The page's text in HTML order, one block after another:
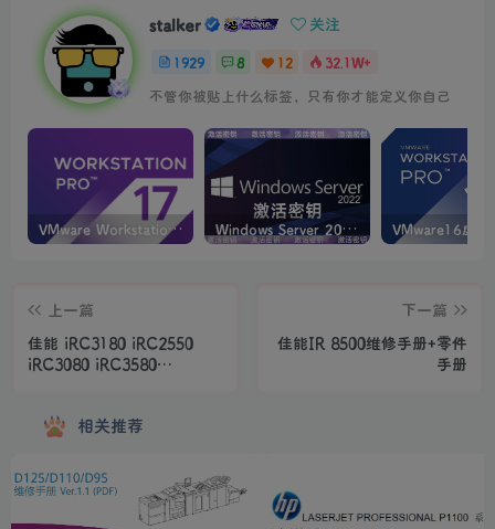
stalker 关注
1929 8 12
32.1W+
不管你被贴上什么标签，只有你才能定义你自己
VMware Workstation PRO v17.6.4 正式版_虚拟机(带激活密钥) Windows Server 2022激活密钥 2024 5月更新
上一篇
佳能 iRC3180 iRC2550
iRC3080 iRC3580
下一篇
佳能IR 8500维修手册+零件
手册
相关推荐